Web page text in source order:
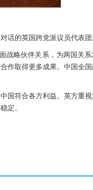
的英国跨党派议员代表团
战略伙伴关系，为两国关
作取得更多成果。中国全
国符合各方利益。英方重
定。